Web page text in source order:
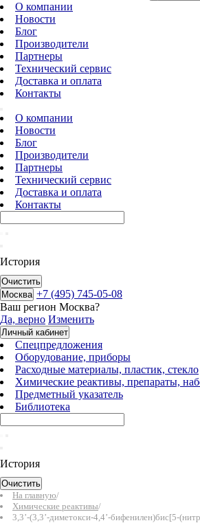
О компании
Новости
Блог
Производители
Партнеры
Технический сервис
Доставка и оплата
Контакты
О компании
Новости
Блог
Производители
Партнеры
Технический сервис
Доставка и оплата
Контакты
История
Очистить
Москва +7 (495) 745-05-08
Ваш регион Москва?
Да, верно Изменить
Личный кабинет
Спецпредложения
Оборудование, приборы
Расходные материалы, пластик, стекло
Химические реактивы, препараты,
Предметный указатель
Библиотека
История
Очистить
На главную/
Химические реактивы/
3,3’-(3,3’-диметокси-4,4’-бифенилен)бис[5-